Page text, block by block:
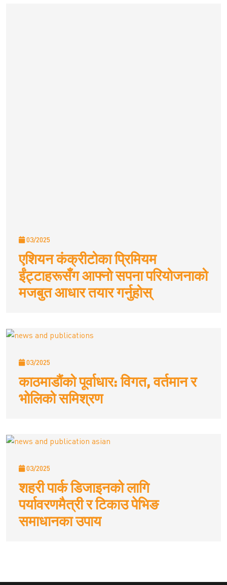
03/2025
एशियन कंक्रीटोका प्रिमियम
ईंट्टाहरूसँग आफ्नो सपना परियोजनाको
मजबुत आधार तयार गर्नुहोस्
03/2025
काठमाडौंको पूर्वाधार: विगत, वर्तमान र
भोलिको समिश्रण
03/2025
शहरी पार्क डिजाइनको लागि
पर्यावरणमैत्री र टिकाउ पेभिङ
समाधानका उपाय